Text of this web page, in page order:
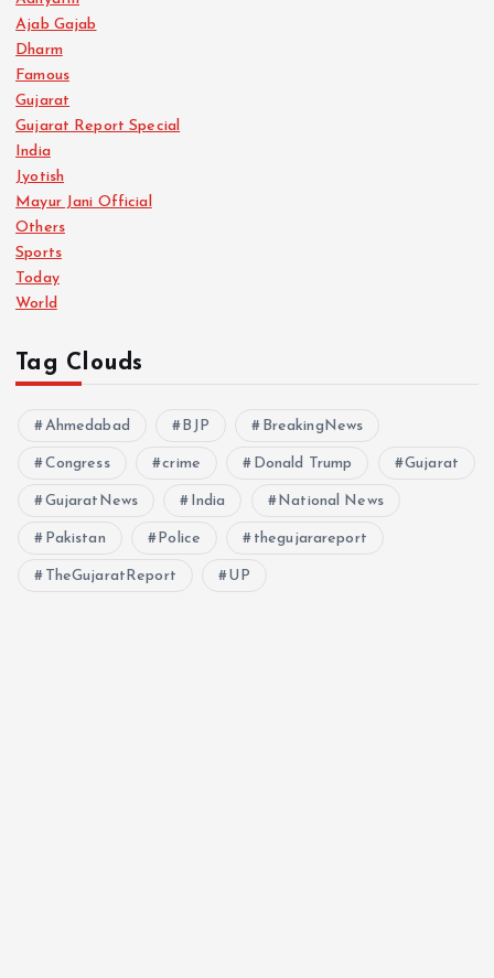
Ajab Gajab
Dharm
Famous
Gujarat
Gujarat Report Special
India
Jyotish
Mayur Jani Official
Others
Sports
Today
World
Tag Clouds
Ahmedabad BJP BreakingNews
Congress crime Donald Trump Gujarat
GujaratNews India National News
Pakistan Police thegujarareport
TheGujaratReport UP